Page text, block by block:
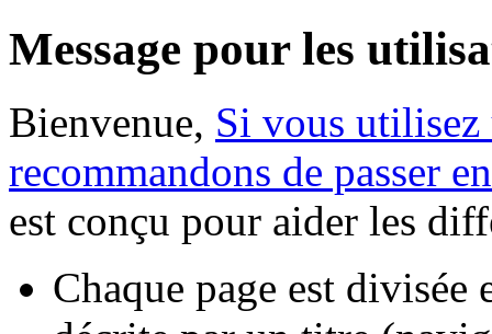
Message pour les
Bienvenue, Si vous utilisez
recommandons de passer
est conçu pour aider les
Chaque page est divisée